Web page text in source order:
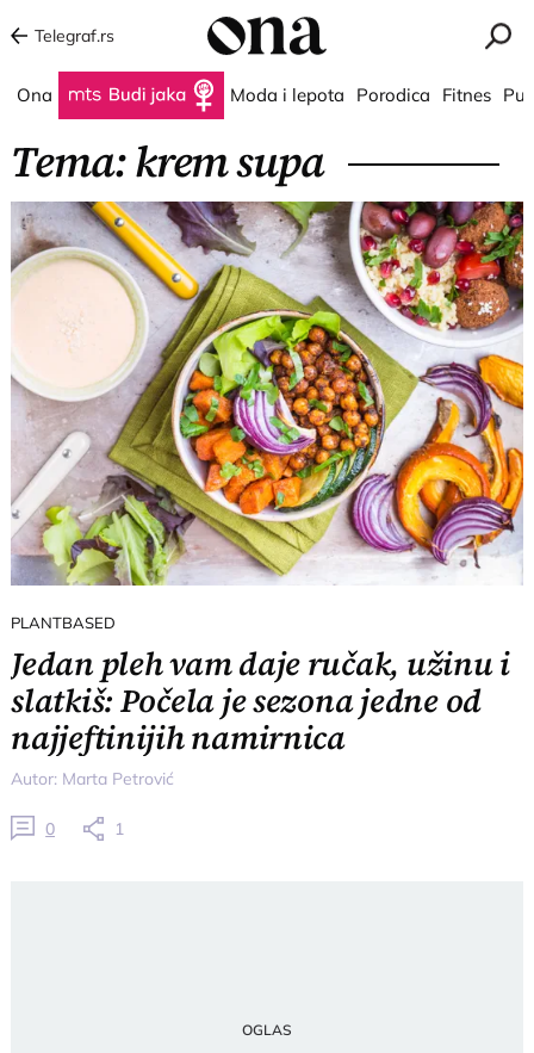
Telegraf.rs
Ona Budi jaka Moda i lepota Porodica Fitnes
Tema: krem supa
PLANTBASED
Jedan pleh vam daje ručak, užinu i
slatkiš: Počela je sezona jedne od
najjeftinijih namirnica
Autor: Marta Petrović
0 1